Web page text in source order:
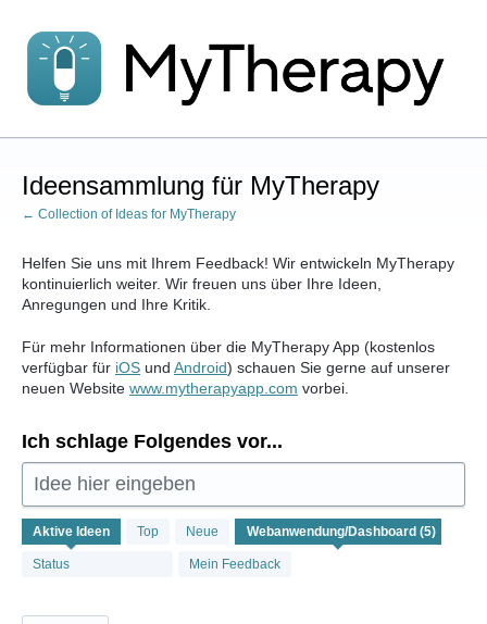
Inhalt
springen
Ideensammlung für MyTherapy
← Collection of Ideas for MyTherapy
Helfen Sie uns mit Ihrem Feedback! Wir entwickeln MyTherapy
kontinuierlich weiter. Wir freuen uns über Ihre Ideen,
Anregungen und Ihre Kritik.
Für mehr Informationen über die MyTherapy App (kostenlos
verfügbar für iOS und Android) schauen Sie gerne auf unserer
neuen Website www.mytherapyapp.com vorbei.
Ich schlage Folgendes vor...
Idee hier eingeben
Aktive Ideen Top Neue
Status Mein Feedback
gefundene
Ergebnisse